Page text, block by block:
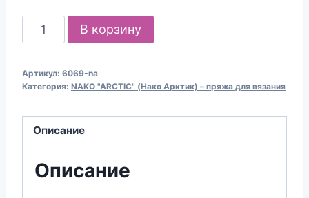
Количество
товара
для
NAKO
"ARCTIC"
6069)
В корзину
Артикул: 6069-na
Категория: NAKO "ARCTIC" (Нако Арктик) – пряжа для вязания
Описание
Описание